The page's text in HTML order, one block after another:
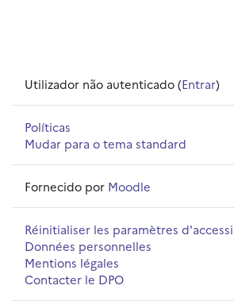
Utilizador não autenticado (Entrar)
Políticas
Mudar para o tema standard
Fornecido por Moodle
Réinitialiser les paramètres
Données personnelles
Mentions légales
Contacter le DPO